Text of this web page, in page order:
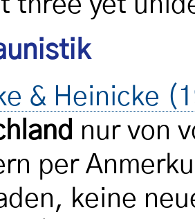
& Heinicke
nur von
per
keine